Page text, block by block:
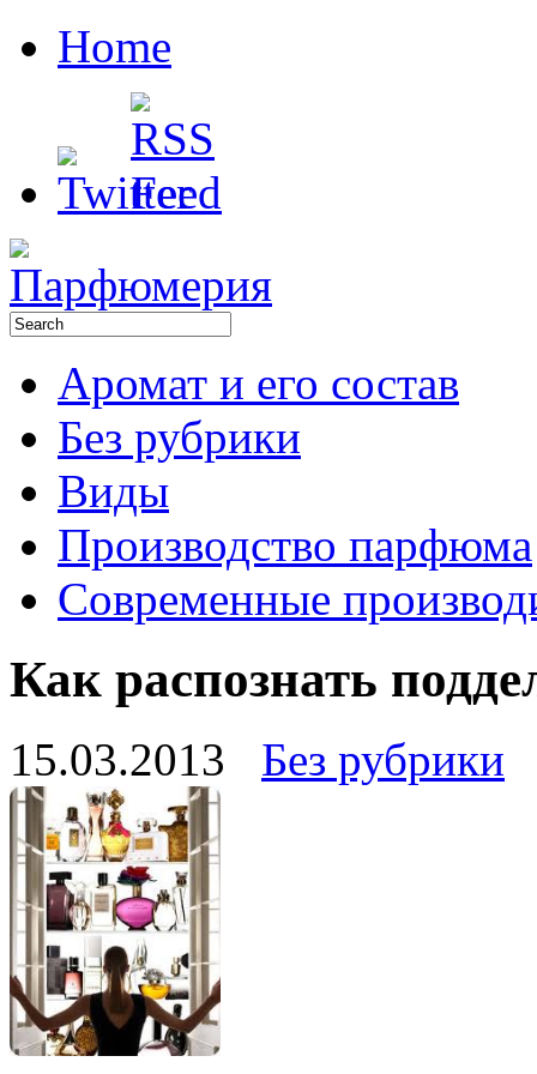
Home
Аромат и его состав
Без рубрики
Виды
Производство парфюма
Современные
Как распознать
15.03.2013 Без рубрики